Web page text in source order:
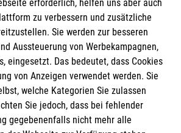
erforderlich, helfen uns aber auch
zu verbessern und zusätzliche
Sie werden zur besseren
Aussteuerung von Werbekampagnen,
eingesetzt. Das bedeutet, dass Cookies
von Anzeigen verwendet werden. Sie
welche Kategorien Sie zulassen
Sie jedoch, dass bei fehlender
gegebenenfalls nicht mehr alle